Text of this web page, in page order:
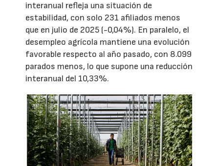
interanual refleja una situación de
estabilidad, con solo 231 afiliados menos
que en julio de 2025 (-0,04%). En paralelo, el
desempleo agrícola mantiene una evolución
favorable respecto al año pasado, con 8.099
parados menos, lo que supone una reducción
interanual del 10,33%.